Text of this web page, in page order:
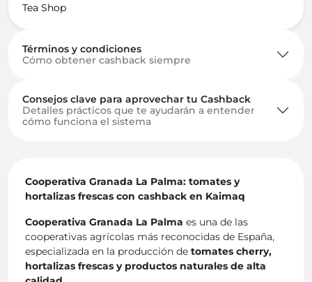
Tea Shop
Términos y condiciones
Cómo obtener cashback siempre
Consejos clave para aprovechar tu Cashback
Detalles prácticos que te ayudarán a entender
cómo funciona el sistema
Cooperativa Granada La Palma: tomates y
hortalizas frescas con cashback en Kaimaq
Cooperativa Granada La Palma es una de las
cooperativas agrícolas más reconocidas de España,
especializada en la producción de tomates cherry,
hortalizas frescas y productos naturales de alta